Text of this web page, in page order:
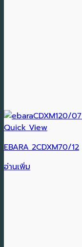
Quick View
EBARA 2CDXM70/12
อ่านเพิ่ม